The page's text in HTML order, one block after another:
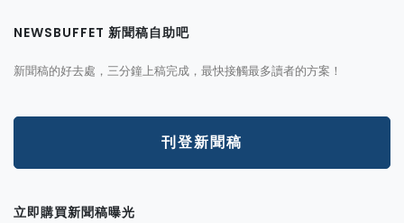
NEWSBUFFET 新聞稿自助吧
新聞稿的好去處，三分鐘上稿完成，最快接觸最多讀者的方案！
刊登新聞稿
立即購買新聞稿曝光